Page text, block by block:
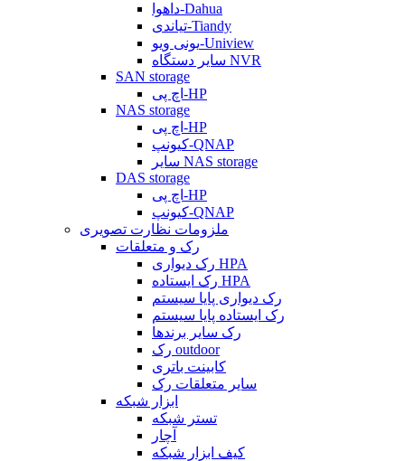
داهوا-Dahua
تیاندی-Tiandy
یونی ویو-Uniview
سایر دستگاه NVR
SAN storage
اچ پی-HP
NAS storage
اچ پی-HP
کیونپ-QNAP
سایر NAS storage
DAS storage
اچ پی-HP
کیونپ-QNAP
ملزومات نظارت تصویری
رک و متعلقات
رک دیواری HPA
رک ایستاده HPA
رک دیواری پایا سیستم
رک ایستاده پایا سیستم
رک سایر برندها
رک outdoor
کابینت باتری
سایر متعلقات رک
ابزار شبکه
تستر شبکه
آچار
کیف ابزار شبکه